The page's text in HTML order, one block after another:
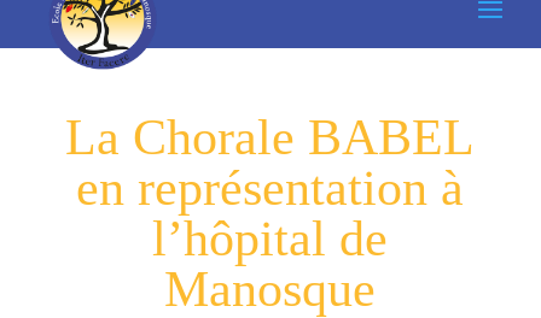
La Chorale BABEL
en représentation à
l’hôpital de
Manosque